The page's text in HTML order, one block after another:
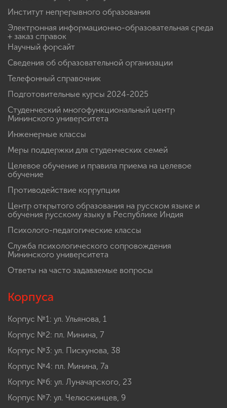
Институт непрерывного образования
Электронная информационно-образовательная среда
+ заказ справок
Научный форсайт
Сведения об образовательной организации
Телефонный справочник
Подготовительные курсы 2024-2025
Студенческий многофункциональный центр
Мининского университета
Инженерные классы
Меры поддержки для студенческих семей
Целевое обучение и правила приема на целевое
обучение
Противодействие коррупции
Центр открытого образования на русском языке и
обучения русскому языку в Республике Индия
Психолого-педагогические классы
Служба психологического сопровождения
Мининского университета
Ответы на часто задаваемые вопросы
Корпуса
Корпус №1: ул. Ульянова, 1
Корпус №2: пл. Минина, 7
Корпус №3: ул. Пискунова, 38
Корпус №4: пл. Минина, 7а
Корпус №6: ул. Луначарского, 23
Корпус №7: ул. Челюскинцев, 9